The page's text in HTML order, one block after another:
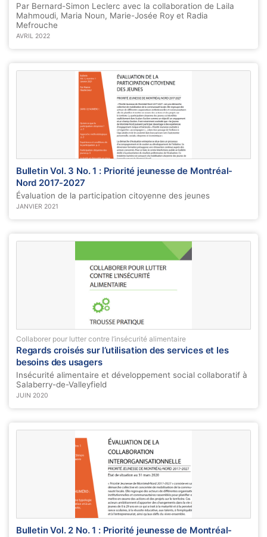
Par Bernard-Simon Leclerc avec la collaboration de Laila
Mahmoudi, Maria Noun, Marie-Josée Roy et Radia
Mefrouche
AVRIL 2022
Bulletin Vol. 3 No. 1 : Priorité jeunesse de Montréal-
Nord 2017-2027
Évaluation de la participation citoyenne des jeunes
JANVIER 2021
Collaborer pour lutter contre l’insécurité alimentaire
Regards croisés sur l’utilisation des services et les
besoins des usagers
Insécurité alimentaire et développement social collaboratif à
Salaberry-de-Valleyfield
JUIN 2020
Bulletin Vol. 2 No. 1 : Priorité jeunesse de Montréal-